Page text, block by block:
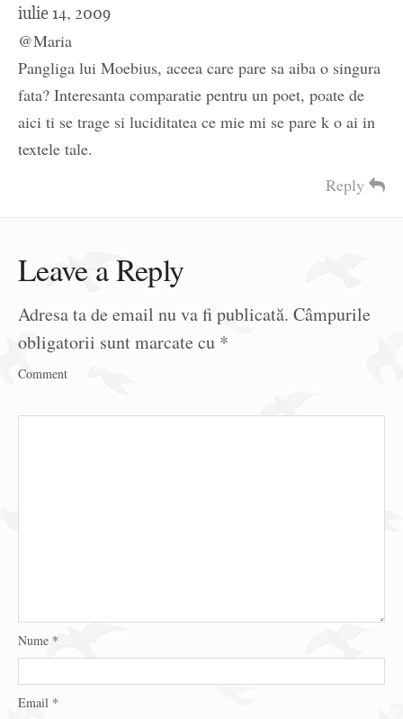
iulie 14, 2009
@Maria
Pangliga lui Moebius, aceea care pare sa aiba o singura
fata? Interesanta comparatie pentru un poet, poate de
aici ti se trage si luciditatea ce mie mi se pare k o ai in
textele tale.
Reply
Leave a Reply
Adresa ta de email nu va fi publicată. Câmpurile
obligatorii sunt marcate cu *
Comment
Nume *
Email *